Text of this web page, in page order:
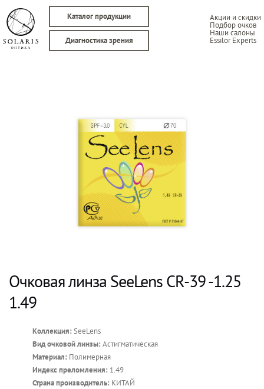
Каталог продукции Акции и скидки
Подбор очков
Наши салоны
Essilor Experts
Диагностика зрения
Очковая линза SeeLens CR-39 -1.25
1.49
Коллекция: SeeLens
Вид очковой линзы: Астигматическая
Материал: Полимерная
Индекс преломления: 1.49
Страна производитель: КИТАЙ